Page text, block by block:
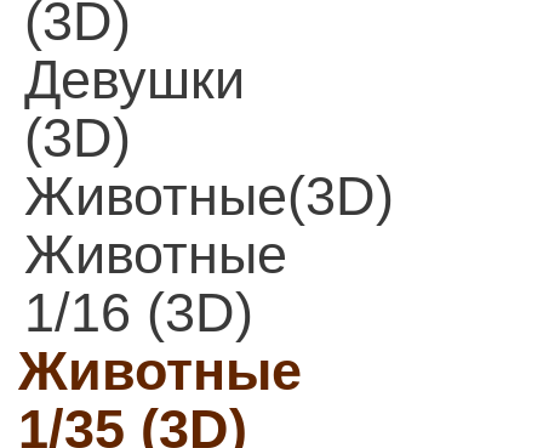
(3D)
Девушки
(3D)
Животные(3D)
Животные
1/16 (3D)
Животные
1/35 (3D)